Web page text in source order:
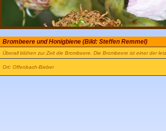
Brombeere und Honigbiene (Bild: Steffen Remmel)
Überall blühen zur Zeit die Brombeere. Die Brombeere ist einer der
Ort: Offenbach-Bieber